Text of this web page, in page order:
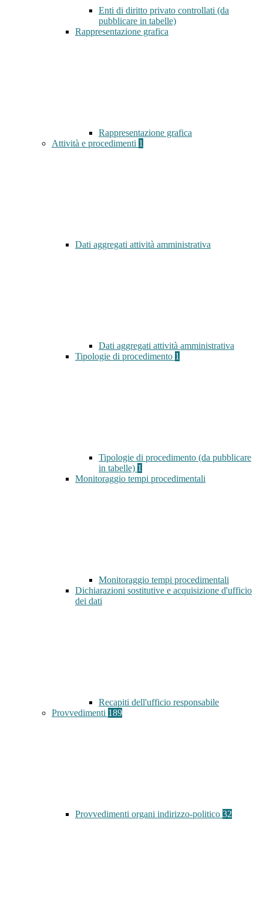
Enti di diritto privato controllati (da
pubblicare in tabelle)
Rappresentazione grafica
Rappresentazione grafica
Attività e procedimenti 1
Dati aggregati attività amministrativa
Dati aggregati attività amministrativa
Tipologie di procedimento 1
Tipologie di procedimento (da pubblicare
in tabelle) 1
Monitoraggio tempi procedimentali
Monitoraggio tempi procedimentali
Dichiarazioni sostitutive e acquisizione d'ufficio
dei dati
Recapiti dell'ufficio responsabile
Provvedimenti 189
Provvedimenti organi indirizzo-politico 32